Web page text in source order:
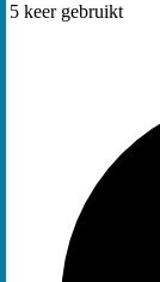
5 keer gebruikt